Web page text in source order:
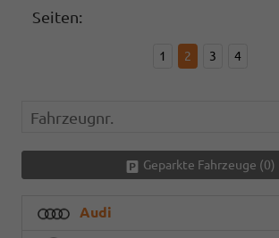
Seiten:
1 2 3 4
Fahrzeugnr.
Geparkte Fahrzeuge (0)
Audi